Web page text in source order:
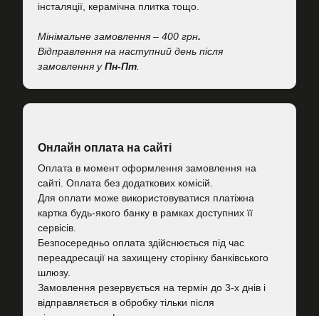
інсталяції, керамічна плитка тощо.
Мінімальне замовлення – 400 грн.
Відправлення на наступний день після
замовлення уПн-Пт
Онлайн оплата на сайті
Оплата в момент оформлення замовлення на
сайті. Оплата без додаткових комісій.
Для оплати може використовуватися платіжна
картка будь-якого банку в рамках доступних її
сервісів.
Безпосередньо оплата здійснюється під час
переадресації на захищену сторінку банківського
шлюзу.
Замовлення резервується на термін до 3-х днів і
відправляється в обробку тільки після